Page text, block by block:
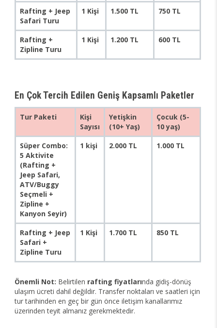
Rafting + Jeep
Safari Turu
1 Kişi 1.500 TL 750 TL
Rafting +
Zipline Turu
1 Kişi 1.200 TL 600 TL
En Çok Tercih Edilen Geniş Kapsamlı Paketler
Tur Paketi
Kişi
Sayısı
Yetişkin
(10+ Yaş)
Çocuk (5-
10 yaş)
Süper Combo:
5 Aktivite
(Rafting +
Jeep Safari,
ATV/Buggy
Seçmeli +
Zipline +
Kanyon Seyir)
1 kişi 2.000 TL 1.000 TL
Rafting + Jeep
Safari +
Zipline Turu
1 Kişi 1.700 TL 850 TL
Önemli Not: Belirtilen rafting fiyatlarında gidiş-dönüş
ulaşım ücreti dahil değildir. Transfer noktaları ve saatleri için
tur tarihinden en geç bir gün önce iletişim kanallarımız
üzerinden teyit almanız gerekmektedir.